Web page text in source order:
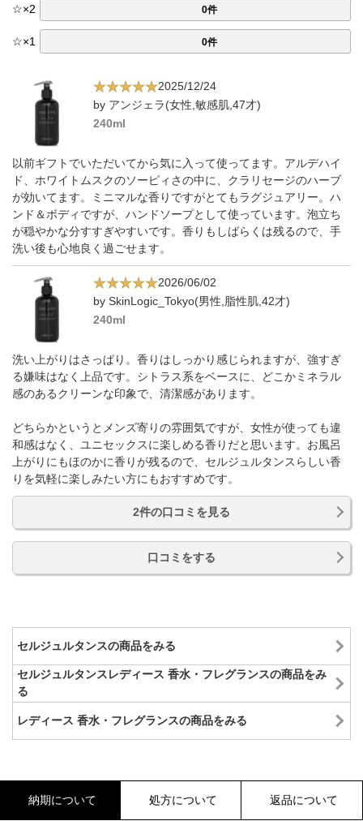
☆×2 0件
☆×1 0件
2025/12/24
by アンジェラ(女性,敏感肌,47才)
240ml
以前ギフトでいただいてから気に入って使ってます。アルデハイ
ド、ホワイトムスクのソーピィさの中に、クラリセージのハーブ
が効いてます。ミニマルな香りですがとてもラグジュアリー。ハ
ンド＆ボディですが、ハンドソープとして使っています。泡立ち
が穏やかな分すすぎやすいです。香りもしばらくは残るので、手
洗い後も心地良く過ごせます。
2026/06/02
by SkinLogic_Tokyo(男性,脂性肌,42才)
240ml
洗い上がりはさっぱり。香りはしっかり感じられますが、強すぎ
る嫌味はなく上品です。シトラス系をベースに、どこかミネラル
感のあるクリーンな印象で、清潔感があります。
どちらかというとメンズ寄りの雰囲気ですが、女性が使っても違
和感はなく、ユニセックスに楽しめる香りだと思います。お風呂
上がりにもほのかに香りが残るので、セルジュルタンスらしい香
りを気軽に楽しみたい方にもおすすめです。
2件の口コミを見る
口コミをする
セルジュルタンスの商品をみる
セルジュルタンスレディース 香水・フレグランスの商品をみ
る
レディース 香水・フレグランスの商品をみる
納期について 処方について 返品について